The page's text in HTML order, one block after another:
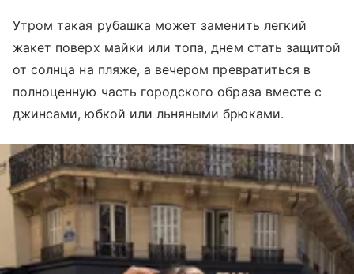
Утром такая рубашка может заменить легкий
жакет поверх майки или топа, днем стать защитой
от солнца на пляже, а вечером превратиться в
полноценную часть городского образа вместе с
джинсами, юбкой или льняными брюками.